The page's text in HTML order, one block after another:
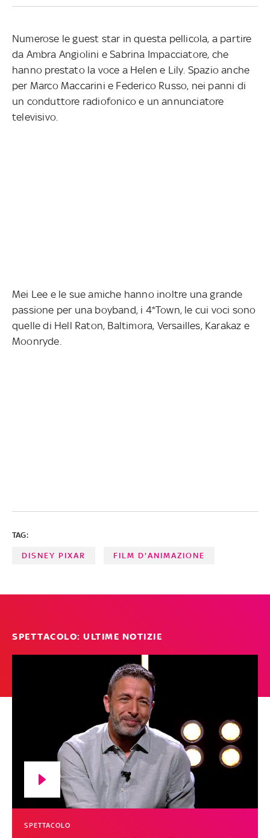
Numerose le guest star in questa pellicola, a partire
da Ambra Angiolini e Sabrina Impacciatore, che
hanno prestato la voce a Helen e Lily. Spazio anche
per Marco Maccarini e Federico Russo, nei panni di
un conduttore radiofonico e un annunciatore
televisivo.
Mei Lee e le sue amiche hanno inoltre una grande
passione per una boyband, i 4*Town, le cui voci sono
quelle di Hell Raton, Baltimora, Versailles, Karakaz e
Moonryde.
TAG:
DISNEY PIXAR FILM D'ANIMAZIONE
SPETTACOLO: ULTIME NOTIZIE
SPETTACOLO